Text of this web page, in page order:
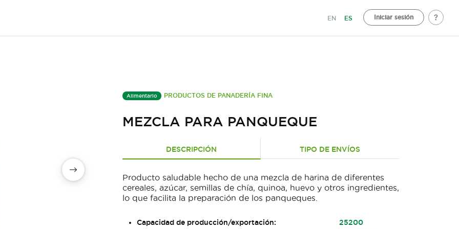
EN ES Iniciar sesión
Alimentario PRODUCTOS DE PANADERÍA FINA
MEZCLA PARA PANQUEQUE
DESCRIPCIÓN TIPO DE ENVÍOS
Producto saludable hecho de una mezcla de harina de diferentes
cereales, azúcar, semillas de chía, quinoa, huevo y otros ingredientes,
lo que facilita la preparación de los panqueques.
Capacidad de producción/exportación:
25200